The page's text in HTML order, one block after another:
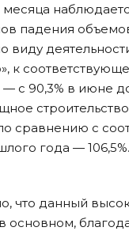
падения
виду
к
с 90,3% в июне до
строительство
сравнению с
года — 106,5%.
что данный
основном,